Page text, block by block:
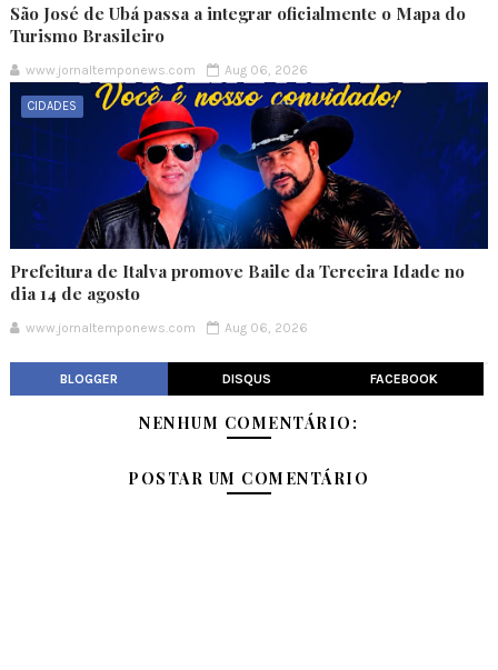
São José de Ubá passa a integrar oficialmente o Mapa do
Turismo Brasileiro
www.jornaltemponews.com Aug 06, 2026
CIDADES
Prefeitura de Italva promove Baile da Terceira Idade no
dia 14 de agosto
www.jornaltemponews.com Aug 06, 2026
BLOGGER DISQUS FACEBOOK
NENHUM COMENTÁRIO:
POSTAR UM COMENTÁRIO